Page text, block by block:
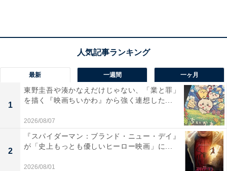
だと喚き散らし、自分は被害者なんだと絶叫。止めよう
とした深夜や看護師たちを突き飛ばし、院内で大暴れし
始めます。自分と彼の問題だからと警察への通報を止め
る鈴。すると、伴の娘が「お父さん、帰ろう」と声をか
け、大人しくなった伴は娘とともに院から出て行きまし
た。
最新 一週間 一ヶ月
1
東野圭吾や湊かなえだけじゃない、「業と罪」
を描く『映画ちいかわ』から強く連想した...
2026/08/07
2
『スパイダーマン：ブランド・ニュー・デイ』
が「史上もっとも優しいヒーロー映画」に...
2026/08/01